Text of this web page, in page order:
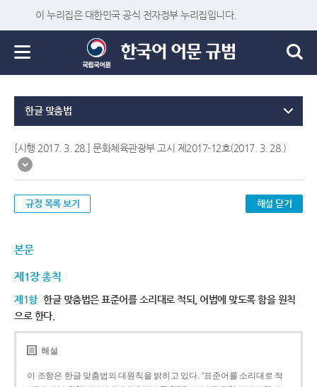
이 누리집은 대한민국 공식 전자정부 누리집입니다.
한글 맞춤법
[시행 2017. 3. 28.] 문화체육관광부 고시 제2017-12호(2017. 3. 28.)
규정 목록 보기 해설 닫기
본문
제1장 총칙
제1항 한글 맞춤법은 표준어를 소리대로 적되, 어법에 맞도록 함을 원칙
으로 한다.
해설
이 조항은 한글 맞춤법의 대원칙을 밝히고 있다. “표준어를 소리대로 적